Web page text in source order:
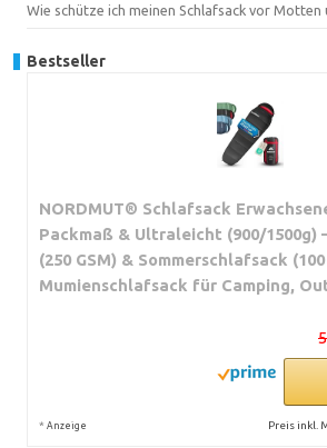
Wie schütze ich meinen Schlafsack vor Motten
Bestseller
NORDMUT® Schlafsack
Packmaß & Ultraleicht (900/1500g)
(250 GSM) & Sommerschlafsack (100
Mumienschlafsack für Camping,
* Anzeige Preis inkl.